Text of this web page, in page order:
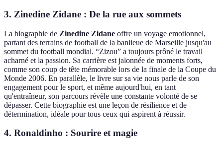
3. Zinedine Zidane : De la rue aux sommets
La biographie de Zinedine Zidane offre un voyage emotionnel,
partant des terrains de football de la banlieue de Marseille jusqu'au
sommet du football mondial. “Zizou” a toujours prôné le travail
acharné et la passion. Sa carrière est jalonnée de moments forts,
comme son coup de tête mémorable lors de la finale de la Coupe du
Monde 2006. En parallèle, le livre sur sa vie nous parle de son
engagement pour le sport, et même aujourd'hui, en tant
qu'entraîneur, son parcours révèle une constante volonté de se
dépasser. Cette biographie est une leçon de résilience et de
détermination, idéale pour tous ceux qui aspirent à réussir.
4. Ronaldinho : Sourire et magie